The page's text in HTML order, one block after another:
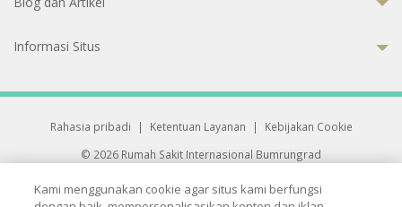
Informasi Situs
Rahasia pribadi | Ketentuan Layanan |
Kebijakan Cookie
© 2026 Rumah Sakit Internasional Bumrungrad
33 Sukhumvit 3, Wattana, Bangkok 10110 Thailand.
Kami menggunakan cookie agar situs kami berfungsi